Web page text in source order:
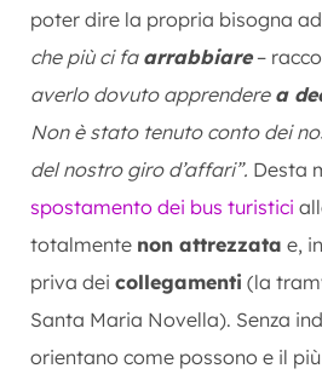
poter dire la propria bisogna
che più ci fa arrabbiare–
averlo dovuto apprendere a
Non è stato tenuto conto dei
del nostro giro d’affari”. Desta
spostamento dei bus turistici
totalmente non attrezzata e,
priva dei collegamenti (la
Santa Maria Novella). Senza
orientano come possono e il